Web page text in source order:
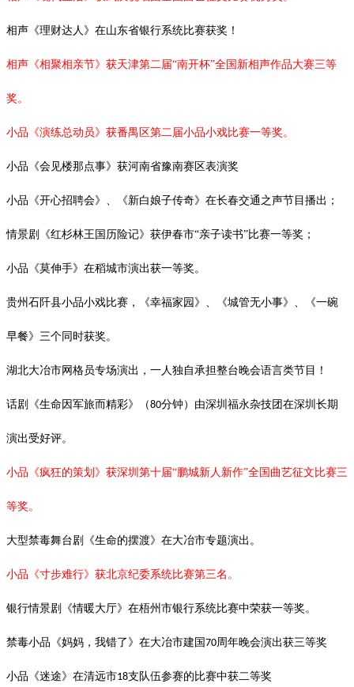
相声《理财达人》在山东省银行系统比赛获奖！
相声《相聚相亲节》获天津第二届“南开杯”全国新相声作品大赛三等
奖。
小品《演练总动员》获番禺区第二届小品小戏比赛一等奖。
小品《会见楼那点事》获河南省豫南赛区表演奖
小品《开心招聘会》、《新白娘子传奇》在长春交通之声节目播出；
情景剧《红杉林王国历险记》获伊春市“亲子读书”比赛一等奖；
小品《莫伸手》在稻城市演出获一等奖。
贵州石阡县小品小戏比赛，《幸福家园》、《城管无小事》、《一碗
早餐》三个同时获奖。
湖北大冶市网格员专场演出，一人独自承担整台晚会语言类节目！
话剧《生命因军旅而精彩》（80分钟）由深圳福永杂技团在深圳长期
演出受好评。
小品《疯狂的策划》获深圳第十届“鹏城新人新作”全国曲艺征文比赛三
等奖。
大型禁毒舞台剧《生命的摆渡》在大冶市专题演出。
小品《寸步难行》获北京纪委系统比赛第三名。
银行情景剧《情暖大厅》在梧州市银行系统比赛中荣获一等奖。
禁毒小品《妈妈，我错了》在大冶市建国70周年晚会演出获三等奖
小品《迷途》在清远市18支队伍参赛的比赛中获二等奖